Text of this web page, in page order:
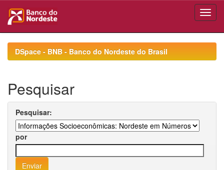
navigationDSpace - BNB - Banco do Nordeste do Brasil
Pesquisar
Pesquisar:
por